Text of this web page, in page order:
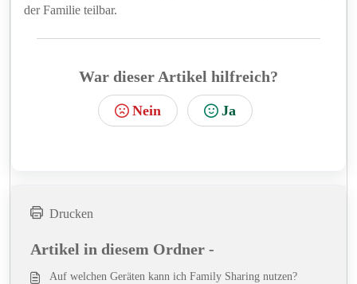
der Familie teilbar.
War dieser Artikel hilfreich?
Nein Ja
Drucken
Artikel in diesem Ordner -
Auf welchen Geräten kann ich Family Sharing nutzen?